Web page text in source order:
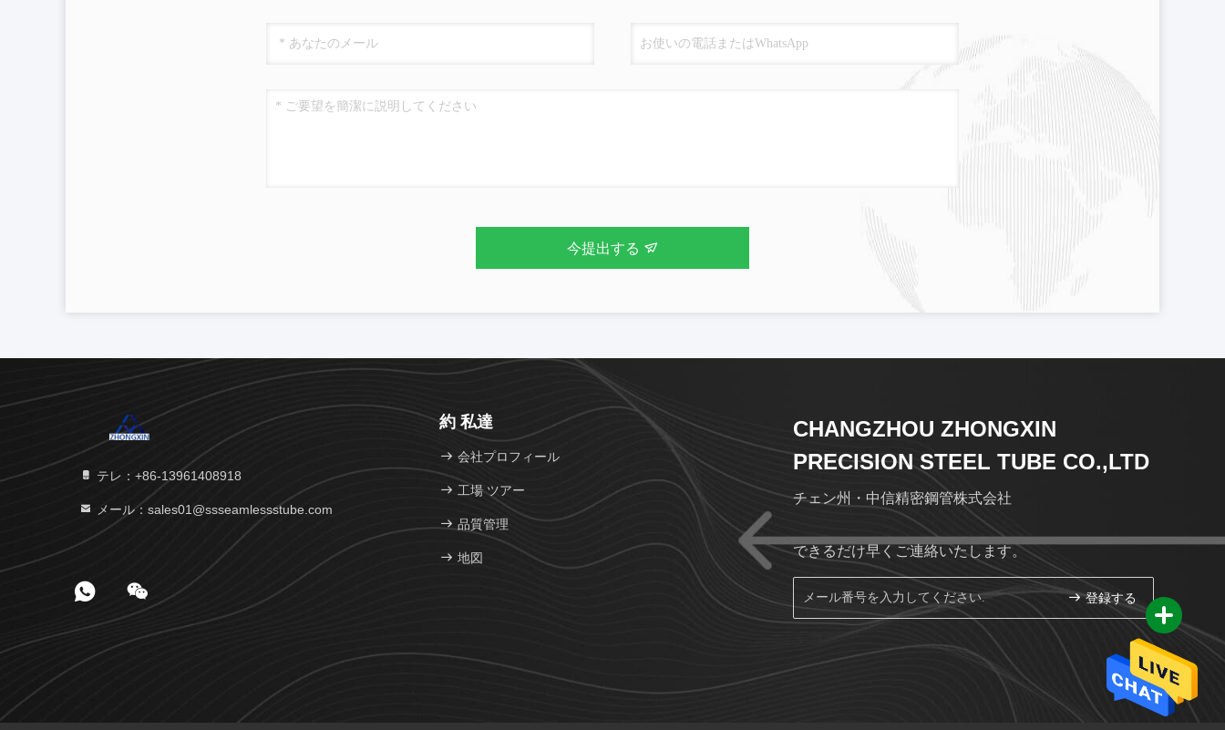
今提出する
テレ：+86-13961408918
メール：sales01@ssseamlessstube.com
約 私達
会社プロフィール
工場 ツアー
品質管理
地図
CHANGZHOU ZHONGXIN
PRECISION STEEL TUBE CO.,LTD
チェン州・中信精密鋼管株式会社
できるだけ早くご連絡いたします。
登録する